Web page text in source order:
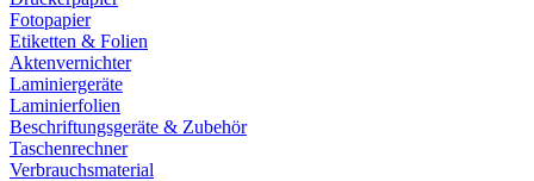
Fotopapier
Etiketten & Folien
Aktenvernichter
Laminiergeräte
Laminierfolien
Beschriftungsgeräte & Zubehör
Taschenrechner
Verbrauchsmaterial